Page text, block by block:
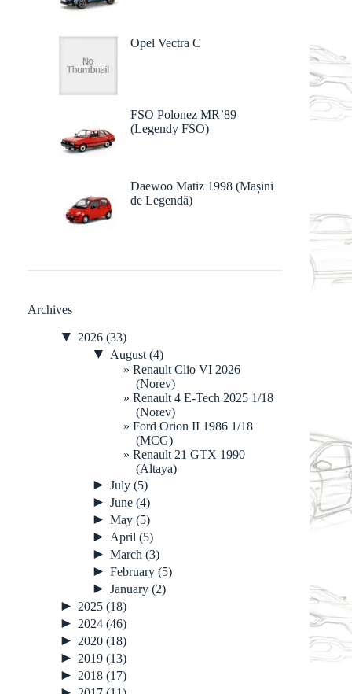
Opel Vectra C
FSO Polonez MR’89
(Legendy FSO)
Daewoo Matiz 1998 (Mașini
de Legendă)
Archives
▼ 2026 (33)
▼ August (4)
Renault Clio VI 2026
(Norev)
Renault 4 E-Tech 2025 1/18
(Norev)
Ford Orion II 1986 1/18
(MCG)
Renault 21 GTX 1990
(Altaya)
► July (5)
► June (4)
► May (5)
► April (5)
► March (3)
► February (5)
► January (2)
► 2025 (18)
► 2024 (46)
► 2020 (18)
► 2019 (13)
► 2018 (17)